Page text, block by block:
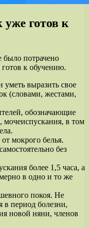
готов к
было потрачено
к обучению.
выразить свое
(словами, жестами,
обозначающие
мочеиспускания, в том
мокрого белья.
без
более 1,5 часа, а
в одно и то же
покоя. Не
в период болезни,
новой няни, членов